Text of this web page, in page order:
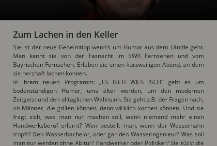
Zum Lachen in den Keller
Sie ist der neue Geheimtipp wenn‘s um Humor aus dem Ländle geht.
Man kennt sie von der Fasnacht im SWR Fernsehen und vom
Bayrischen Fernsehen. Erleben sie einen kurzweiligen Abend, an dem
sie herzhaft lachen können.
In ihrem neuen Programm: „ES ISCH WIES ISCH“ geht es um
bodenständigen Humor, ums älter werden, um den modernen
Zeitgeist und den alltäglichen Wahnsinn. Sie geht z.B. der Fragen nach,
ob Männer, die grillen können, denn wirklich kochen können. Und sie
fragt sich, was man nur machen soll, wenn niemand mehr einen
Handwerksberuf erlernt? Wen bestellt man, wenn der Wasserhahn
tropft? Den Wasserbachelor, oder gar den Wasseringenieur? Was soll
man nur werden ohne Abitur? Handwerker oder Politiker? Sie rückt die